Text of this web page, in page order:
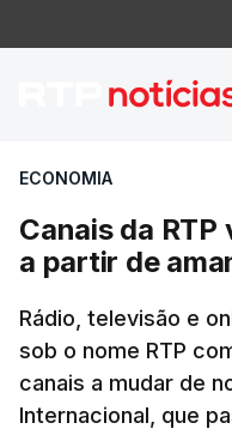
Canais
ECONOMIA
Canais da
a partir de
Rádio, televisão e
sob o nome RTP
canais a mudar de
Internacional, que